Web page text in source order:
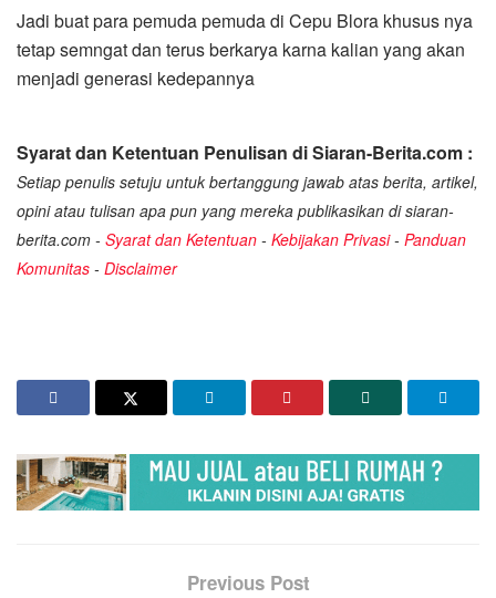
Jadi buat para pemuda pemuda di Cepu Blora khusus nya
tetap semngat dan terus berkarya karna kalian yang akan
menjadi generasi kedepannya
Syarat dan Ketentuan Penulisan di Siaran-Berita.com :
Setiap penulis setuju untuk bertanggung jawab atas berita, artikel,
opini atau tulisan apa pun yang mereka publikasikan di siaran-
berita.com - Syarat dan Ketentuan - Kebijakan Privasi- Panduan
Komunitas - Disclaimer
Previous Post